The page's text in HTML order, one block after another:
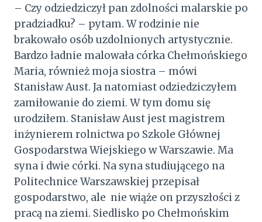
– Czy odziedziczył pan zdolności malarskie po
pradziadku? – pytam. W rodzinie nie
brakowało osób uzdolnionych artystycznie.
Bardzo ładnie malowała córka Chełmońskiego
Maria, również moja siostra – mówi
Stanisław Aust. Ja natomiast odziedziczyłem
zamiłowanie do ziemi. W tym domu się
urodziłem. Stanisław Aust jest magistrem
inżynierem rolnictwa po Szkole Głównej
Gospodarstwa Wiejskiego w Warszawie. Ma
syna i dwie córki. Na syna studiującego na
Politechnice Warszawskiej przepisał
gospodarstwo, ale nie wiąże on przyszłości z
pracą na ziemi. Siedlisko po Chełmońskim